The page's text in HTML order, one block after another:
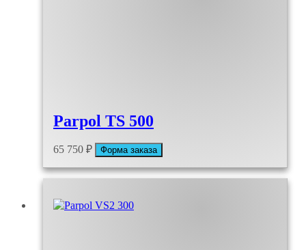
Parpol TS 500
65 750 ₽ Форма заказа